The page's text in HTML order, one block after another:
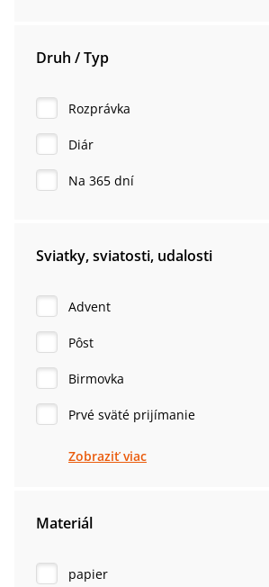
Druh / Typ
Rozprávka
Diár
Na 365 dní
Sviatky, sviatosti, udalosti
Advent
Pôst
Birmovka
Prvé sväté prijímanie
Zobraziť viac
Materiál
papier